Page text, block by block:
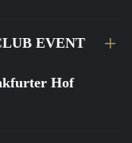
EVENT
Hof